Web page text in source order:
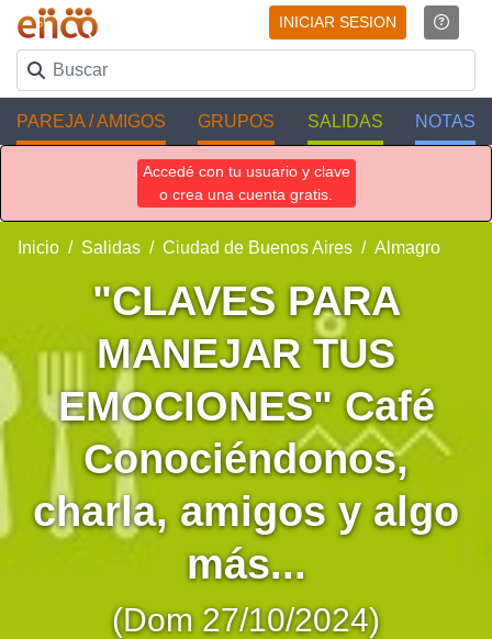
INICIAR SESION
PAREJA / AMIGOS GRUPOS SALIDAS NOTAS
Accedé con tu usuario y clave
o crea una cuenta gratis.
Inicio Salidas Ciudad de Buenos Aires Almagro
"CLAVES PARA
MANEJAR TUS
EMOCIONES" Café
Conociéndonos,
charla, amigos y algo
más...
(Dom 27/10/2024)